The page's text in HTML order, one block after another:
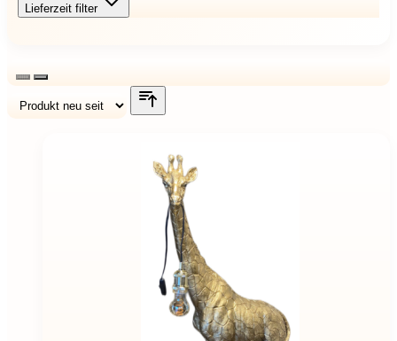
Lieferzeit filter